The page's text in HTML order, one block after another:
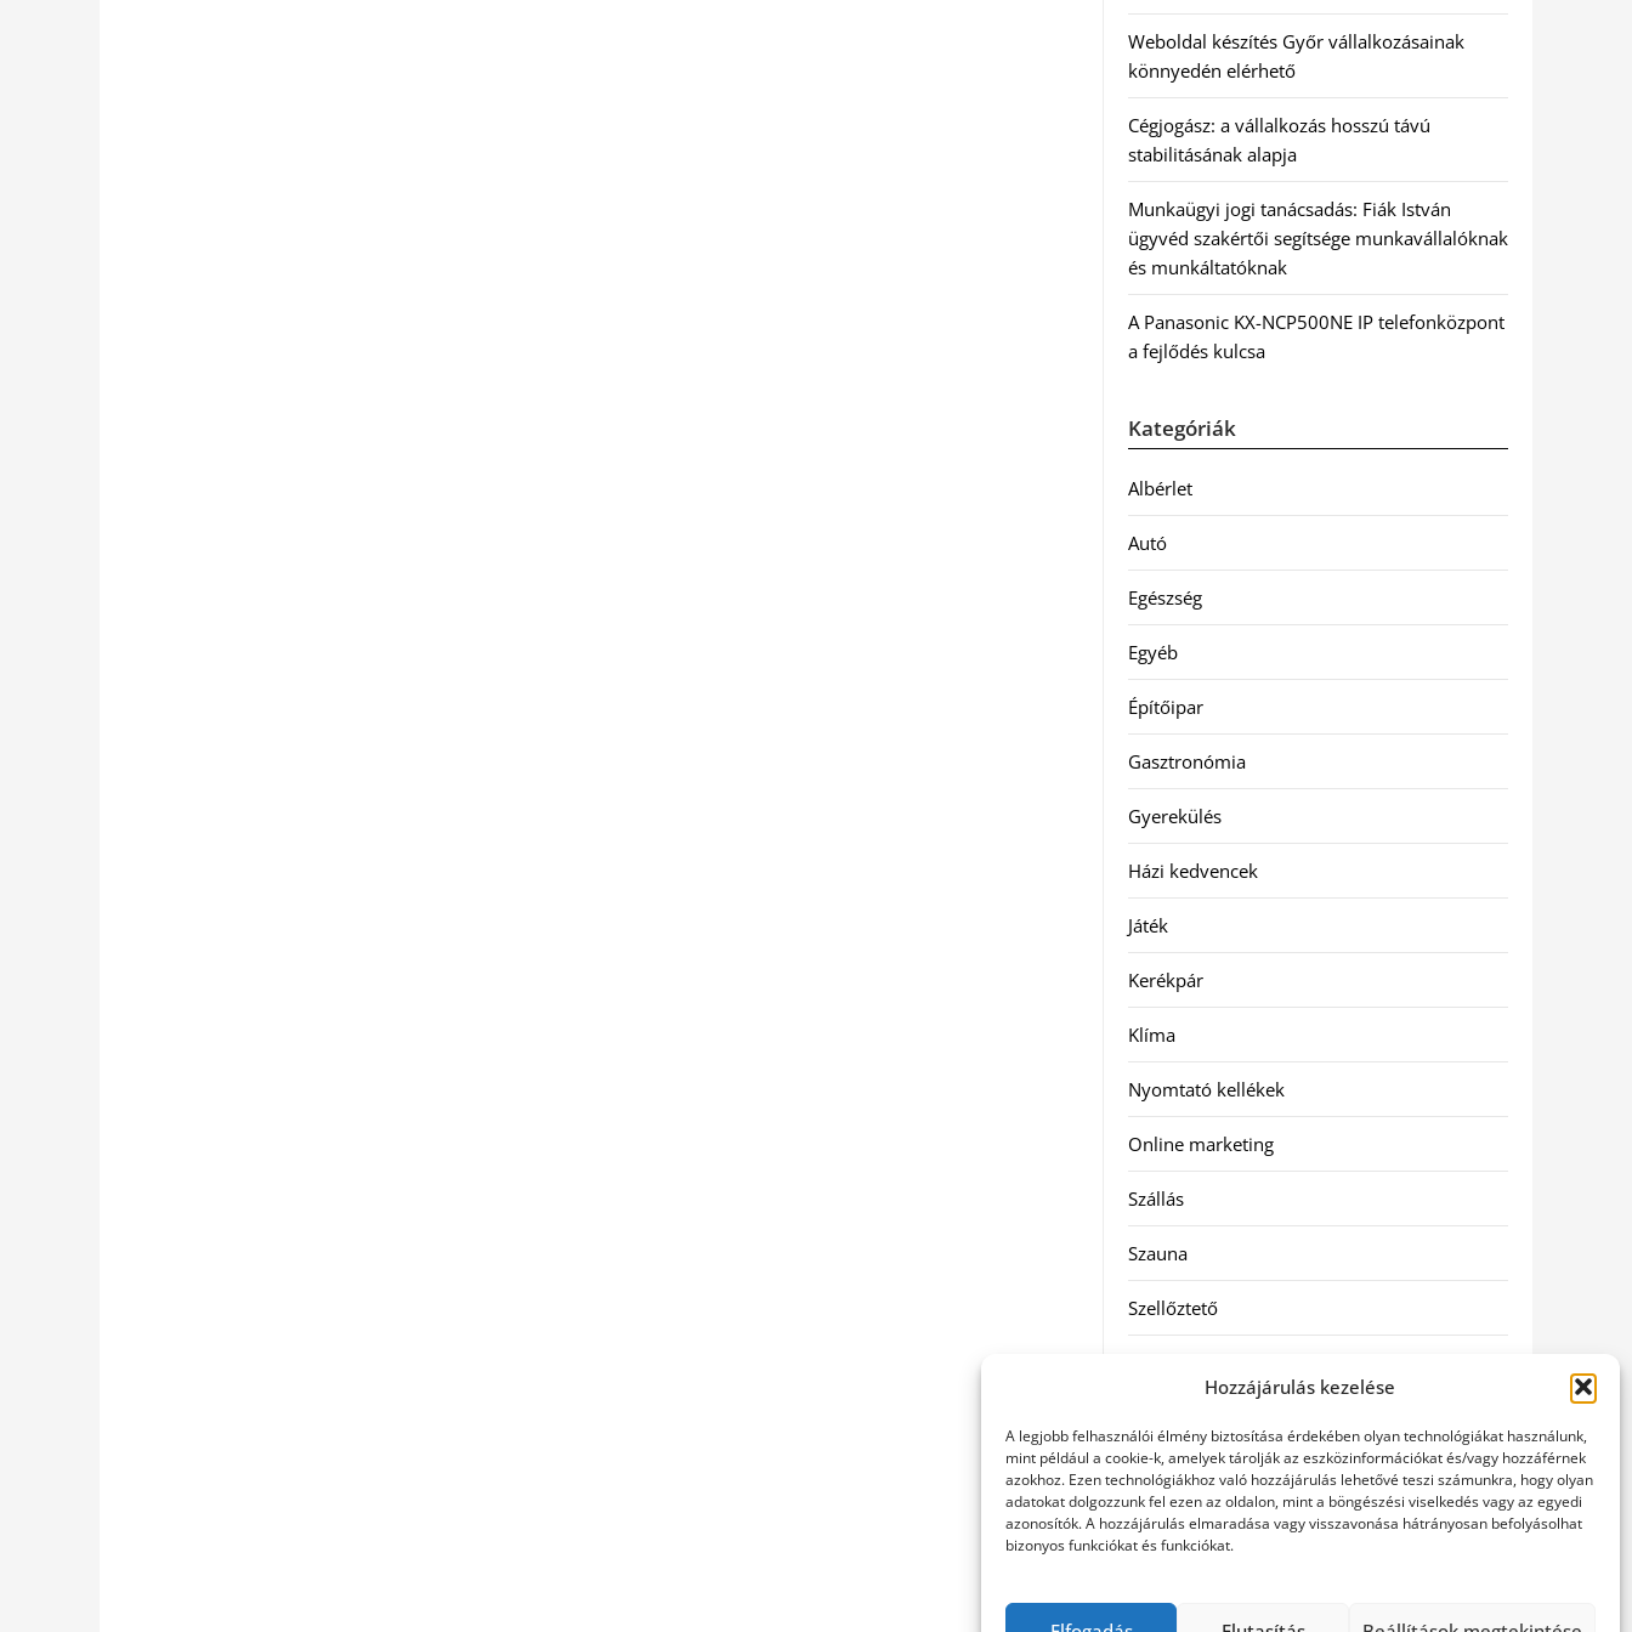
Hozzájárulás kezelése
A legjobb felhasználói élmény biztosítása érdekében olyan technológiákat használunk,
mint például a cookie-k, amelyek tárolják az eszközinformációkat és/vagy hozzáférnek
azokhoz. Ezen technológiákhoz való hozzájárulás lehetővé teszi számunkra, hogy olyan
adatokat dolgozzunk fel ezen az oldalon, mint a böngészési viselkedés vagy az egyedi
azonosítók. A hozzájárulás elmaradása vagy visszavonása hátrányosan befolyásolhat
bizonyos funkciókat és funkciókat.
Weboldal készítés Győr vállalkozásainak
könnyedén elérhető
Cégjogász: a vállalkozás hosszú távú
stabilitásának alapja
Munkaügyi jogi tanácsadás: Fiák István
ügyvéd szakértői segítsége munkavállalóknak
és munkáltatóknak
A Panasonic KX-NCP500NE IP telefonközpont
a fejlődés kulcsa
Kategóriák
Albérlet
Autó
Egészség
Egyéb
Építőipar
Gasztronómia
Gyerekülés
Házi kedvencek
Játék
Kerékpár
Klíma
Nyomtató kellékek
Online marketing
Szállás
Szauna
Szellőztető
Utazás
Vásárlás